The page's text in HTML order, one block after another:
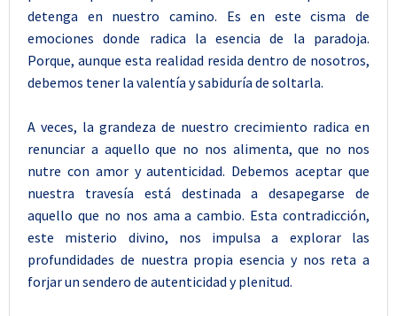
detenga en nuestro camino. Es en este cisma de
emociones donde radica la esencia de la paradoja.
Porque, aunque esta realidad resida dentro de nosotros,
debemos tener la valentía y sabiduría de soltarla.
A veces, la grandeza de nuestro crecimiento radica en
renunciar a aquello que no nos alimenta, que no nos
nutre con amor y autenticidad. Debemos aceptar que
nuestra travesía está destinada a desapegarse de
aquello que no nos ama a cambio. Esta contradicción,
este misterio divino, nos impulsa a explorar las
profundidades de nuestra propia esencia y nos reta a
forjar un sendero de autenticidad y plenitud.